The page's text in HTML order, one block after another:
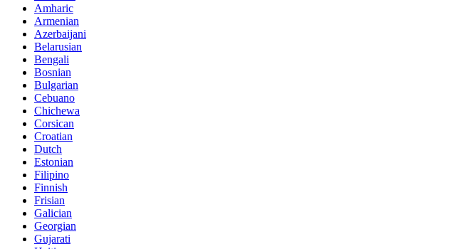
Amharic
Armenian
Azerbaijani
Belarusian
Bengali
Bosnian
Bulgarian
Cebuano
Chichewa
Corsican
Croatian
Dutch
Estonian
Filipino
Finnish
Frisian
Galician
Georgian
Gujarati